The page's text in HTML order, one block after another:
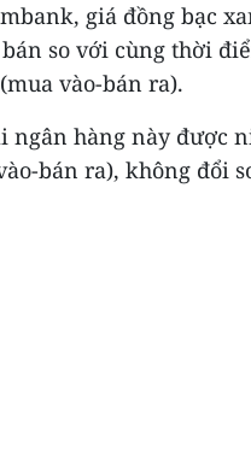
giá đồng bạc
so với cùng thời
vào-bán ra).
ngân hàng này được
bán ra), không đổi